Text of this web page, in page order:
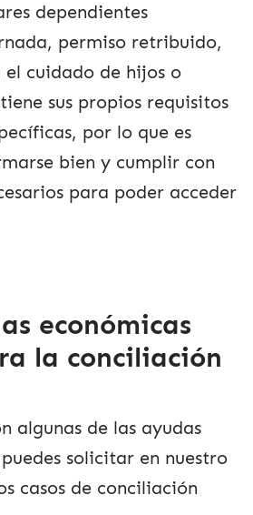
dependientes
permiso retribuido,
el cuidado de hijos o
sus propios requisitos
por lo que es
bien y cumplir con
para poder acceder
económicas
la conciliación
algunas de las ayudas
solicitar en nuestro
casos de conciliación